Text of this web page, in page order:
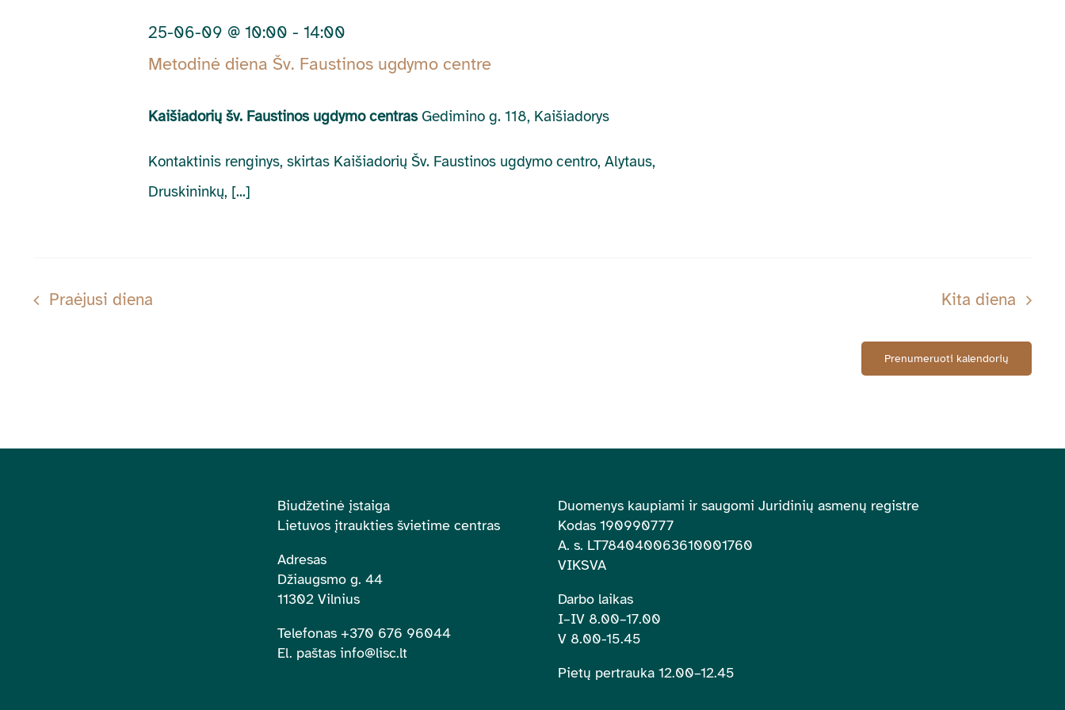
Metodinė diena Šv. Faustinos ugdymo centre
25-06-09 @ 10:00 -14:00
Kaišiadorių šv. Faustinos ugdymo centras Gedimino g. 118, Kaišiadorys
Kontaktinis renginys, skirtas Kaišiadorių Šv. Faustinos ugdymo centro, Alytaus,
Druskininkų, [...]
Praėjusi diena Kita diena
Prenumeruoti kalendorių
Biudžetinė įstaiga
Lietuvos įtraukties švietime centras
Adresas
Džiaugsmo g. 44
11302 Vilnius
Telefonas +370 676 96044
El. paštas info@lisc.lt
Duomenys kaupiami ir saugomi Juridinių asmenų registre
Kodas 190990777
A. s. LT784040063610001760
VIKSVA
Darbo laikas
I–IV 8.00–17.00
V 8.00-15.45
Pietų pertrauka 12.00–12.45